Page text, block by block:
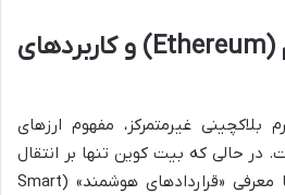
معرفی جامع اتریوم (Ethereum) و کاربردهای
بلاکچینی غیرمتمرکز، مفهوم ارزهای
در حالی که بیت کوین تنها بر انتقال
ارزش متمرکز بود، اتریوم با معرفی «قراردادهای هوشمند» (Smart